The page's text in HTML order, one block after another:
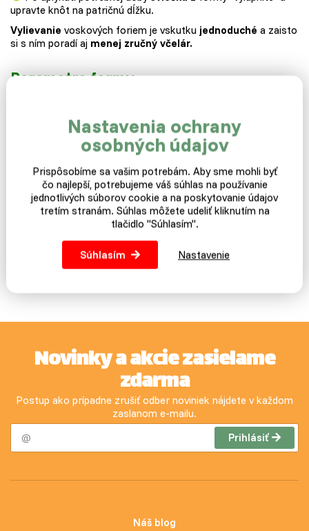
upravte knôt na patričnú dĺžku.
Vylievanie voskových foriem je vskutku jednoduché a zaisto
si s ním poradí aj menej zručný včelár.
Parametre formy
biela
6,5 x 6,5 x 4 cm
Novinky a akcie zasielame
zdarma
Postup ako prípadne zrušiť odber noviniek nájdete v každom
zaslanom e-mailu.
Prihlásiť
Náš blog
Nastavenia ochrany
osobných údajov
Prispôsobíme sa vašim potrebám. Aby sme mohli byť
čo najlepší, potrebujeme váš súhlas na používanie
jednotlivých súborov cookie a na poskytovanie údajov
tretím stranám. Súhlas môžete udeliť kliknutím na
tlačidlo "Súhlasím".
Súhlasím Nastavenie